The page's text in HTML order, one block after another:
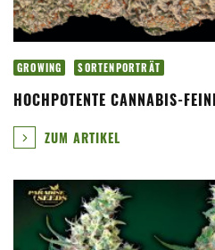
GROWING SORTENPORTRÄT
HOCHPOTENTE CANNABIS-
ZUM ARTIKEL